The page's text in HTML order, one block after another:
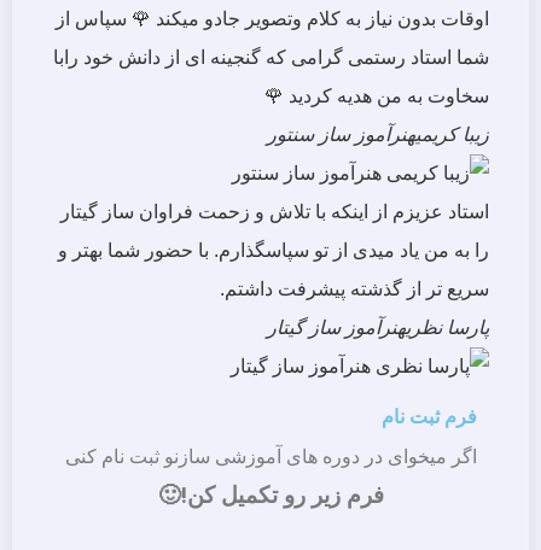
اوقات بدون نیاز به کلام وتصویر جادو میکند 🌹 سپاس از
شما استاد رستمی گرامی که گنجینه ای از دانش خود رابا
سخاوت به من هدیه کردید 🌹
زیبا کریمیهنرآموز ساز سنتور
استاد عزیزم از اینکه با تلاش و زحمت فراوان ساز گیتار
را به من یاد میدی از تو سپاسگذارم. با حضور شما بهتر و
سریع تر از گذشته پیشرفت داشتم.
پارسا نظریهنرآموز ساز گیتار
فرم ثبت نام
اگر میخوای در دوره های آموزشی سازنو ثبت نام کنی
فرم زیر رو تکمیل کن!🙂